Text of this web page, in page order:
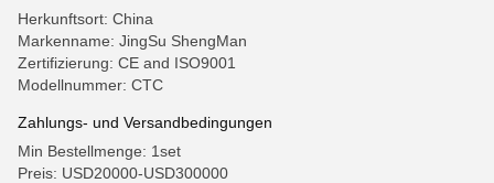
Herkunftsort: China
Markenname: JingSu ShengMan
Zertifizierung: CE and ISO9001
Modellnummer: CTC
Zahlungs- und Versandbedingungen
Min Bestellmenge: 1set
Preis: USD20000-USD300000